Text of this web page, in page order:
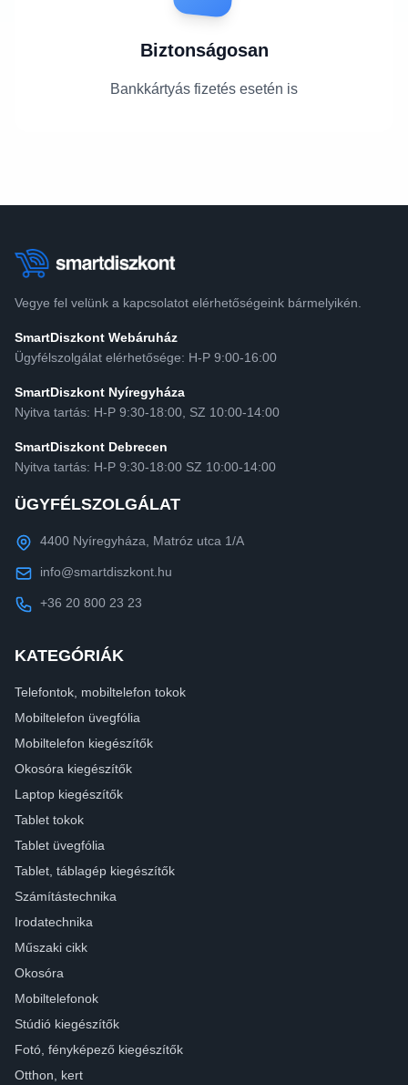
Biztonságosan
Bankkártyás fizetés esetén is
Vegye fel velünk a kapcsolatot elérhetőségeink bármelyikén.
SmartDiszkont Webáruház
Ügyfélszolgálat elérhetősége: H-P 9:00-16:00
SmartDiszkont Nyíregyháza
Nyitva tartás: H-P 9:30-18:00, SZ 10:00-14:00
SmartDiszkont Debrecen
Nyitva tartás: H-P 9:30-18:00 SZ 10:00-14:00
ÜGYFÉLSZOLGÁLAT
4400 Nyíregyháza, Matróz utca 1/A
info@smartdiszkont.hu
+36 20 800 23 23
KATEGÓRIÁK
Telefontok, mobiltelefon tokok
Mobiltelefon üvegfólia
Mobiltelefon kiegészítők
Okosóra kiegészítők
Laptop kiegészítők
Tablet tokok
Tablet üvegfólia
Tablet, táblagép kiegészítők
Számítástechnika
Irodatechnika
Műszaki cikk
Okosóra
Mobiltelefonok
Stúdió kiegészítők
Fotó, fényképező kiegészítők
Otthon, kert